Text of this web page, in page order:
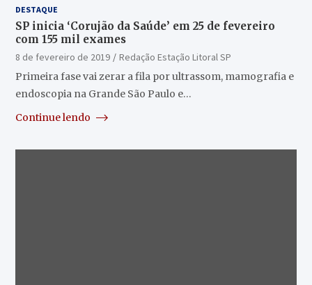
DESTAQUE
SP inicia ‘Corujão da Saúde’ em 25 de fevereiro
com 155 mil exames
8 de fevereiro de 2019
Redação Estação Litoral SP
Primeira fase vai zerar a fila por ultrassom, mamografia e
endoscopia na Grande São Paulo e…
Continue lendo